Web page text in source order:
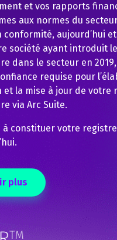
et vos rapports
aux normes du
conformité, aujourd’hui
société ayant introduit
dans le secteur en 2019,
requise pour
et la mise à jour de votre
via Arc Suite.
à constituer votre
plus